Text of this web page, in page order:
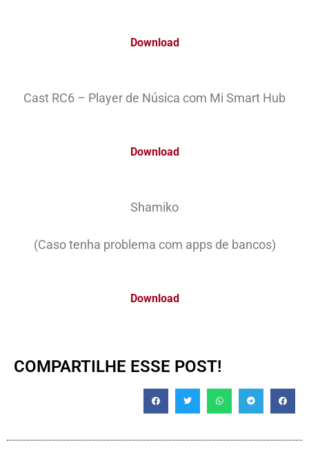
Download
Cast RC6 – Player de Núsica com Mi Smart Hub
Download
Shamiko
(Caso tenha problema com apps de bancos)
Download
COMPARTILHE ESSE POST!